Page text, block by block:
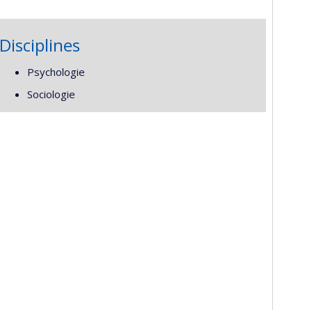
Disciplines
Psychologie
Sociologie